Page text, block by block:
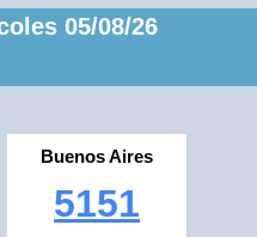
05/08/26
Buenos Aires
5151